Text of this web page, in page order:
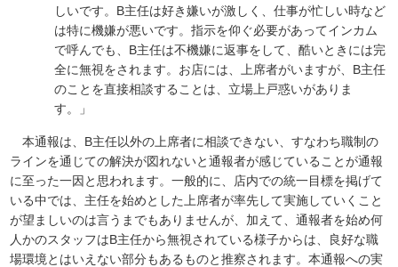
しいです。B主任は好き嫌いが激しく、仕事が忙しい時など
は特に機嫌が悪いです。指示を仰ぐ必要があってインカム
で呼んでも、B主任は不機嫌に返事をして、酷いときには完
全に無視をされます。お店には、上席者がいますが、B主任
のことを直接相談することは、立場上戸惑いがありま
す。」
本通報は、B主任以外の上席者に相談できない、すなわち職制の
ラインを通じての解決が図れないと通報者が感じていることが通報
に至った一因と思われます。一般的に、店内での統一目標を掲げて
いる中では、主任を始めとした上席者が率先して実施していくこと
が望ましいのは言うまでもありませんが、加えて、通報者を始め何
人かのスタッフはB主任から無視されている様子からは、良好な職
場環境とはいえない部分もあるものと推察されます。本通報への実